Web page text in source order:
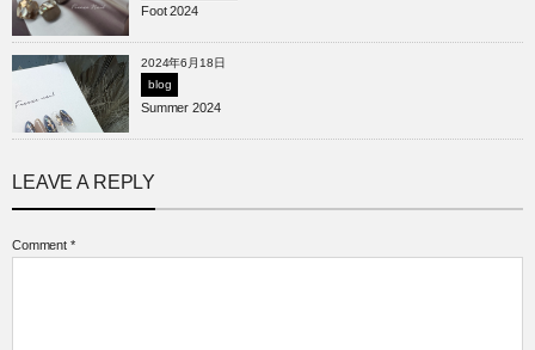
Foot 2024
2024年6月18日
blog
Summer 2024
LEAVE A REPLY
Comment *